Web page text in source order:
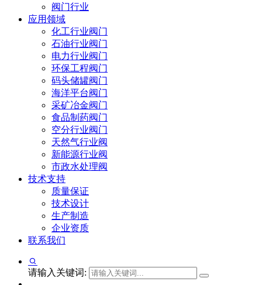
阀门行业
应用领域
化工行业阀门
石油行业阀门
电力行业阀门
环保工程阀门
码头储罐阀门
海洋平台阀门
采矿冶金阀门
食品制药阀门
空分行业阀门
天然气行业阀
新能源行业阀
市政水处理阀
技术支持
质量保证
技术设计
生产制造
企业资质
联系我们
请输入关键词: